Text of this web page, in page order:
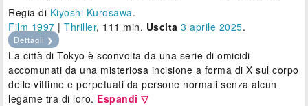
Regia di Kiyoshi Kurosawa.
Film 1997 |Thriller, 111 min. Uscita 3 aprile 2025.
Dettagli ❯
La città di Tokyo è sconvolta da una serie di omicidi
accomunati da una misteriosa incisione a forma di X sul corpo
delle vittime e perpetuati da persone normali senza alcun
legame tra di loro. Espandi ▽